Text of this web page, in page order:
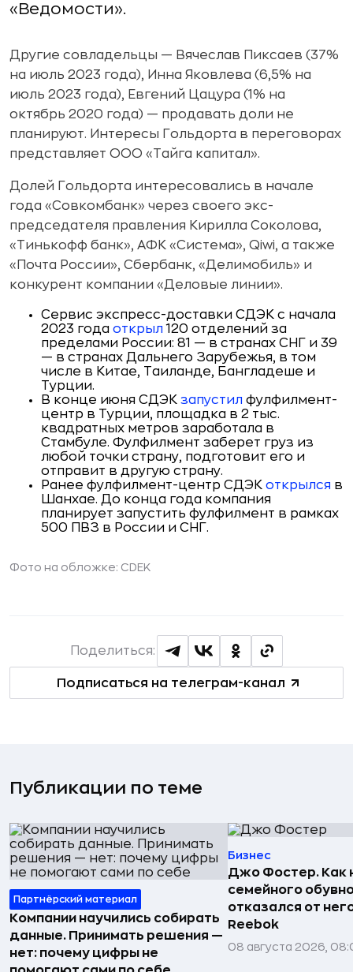
«Ведомости».
Другие совладельцы — Вячеслав Пиксаев (37%
на июль 2023 года), Инна Яковлева (6,5% на
июль 2023 года), Евгений Цацура (1% на
октябрь 2020 года) — продавать доли не
планируют. Интересы Гольдорта в переговорах
представляет ООО «Тайга капитал».
Долей Гольдорта интересовались в начале
года «Совкомбанк» через своего экс-
председателя правления Кирилла Соколова,
«Тинькофф банк», АФК «Система», Qiwi, а также
«Почта России», Сбербанк, «Делимобиль» и
конкурент компании «Деловые линии».
Сервис экспресс-доставки СДЭК с начала
2023 года открыл120 отделений за
пределами России: 81 — в странах СНГ и 39
— в странах Дальнего Зарубежья, в том
числе в Китае, Таиланде, Бангладеше и
Турции.
В конце июня СДЭК запустил фулфилмент-
центр в Турции, площадка в 2 тыс.
квадратных метров заработала в
Стамбуле. Фулфилмент заберет груз из
любой точки страну, подготовит его и
отправит в другую страну.
Ранее фулфилмент-центр СДЭК открылся в
Шанхае. До конца года компания
планирует запустить фулфилмент в рамках
500 ПВЗ в России и СНГ.
Фото на обложке: CDEK
Подписаться на телеграм-канал
Поделиться:
Публикации по теме
Партнёрский материал
Компании научились собирать
данные. Принимать решения —
нет: почему цифры не
Бизнес
Джо Фостер. Как
семейного
отказался от
Reebok
08 августа 2026,